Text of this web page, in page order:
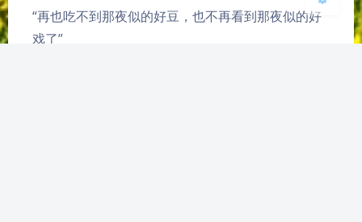
“再也吃不到那夜似的好豆，也不再看到那夜似的好
戏了”